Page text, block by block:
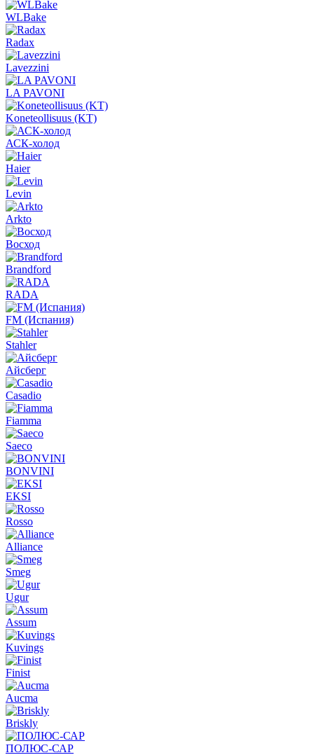
WLBake
Radax
Lavezzini
LA PAVONI
Koneteollisuus (KT)
АСК-холод
Haier
Levin
Arkto
Восход
Brandford
RADA
FM (Испания)
Stahler
Айсберг
Casadio
Fiamma
Saeco
BONVINI
EKSI
Rosso
Alliance
Smeg
Ugur
Assum
Kuvings
Finist
Aucma
Briskly
ПОЛЮС-САР